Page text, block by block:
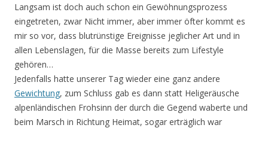
Langsam ist doch auch schon ein Gewöhnungsprozess
eingetreten, zwar Nicht immer, aber immer öfter kommt es
mir so vor, dass blutrünstige Ereignisse jeglicher Art und in
allen Lebenslagen, für die Masse bereits zum Lifestyle
gehören…
Jedenfalls hatte unserer Tag wieder eine ganz andere
Gewichtung, zum Schluss gab es dann statt Heligeräusche
alpenländischen Frohsinn der durch die Gegend waberte und
beim Marsch in Richtung Heimat, sogar erträglich war